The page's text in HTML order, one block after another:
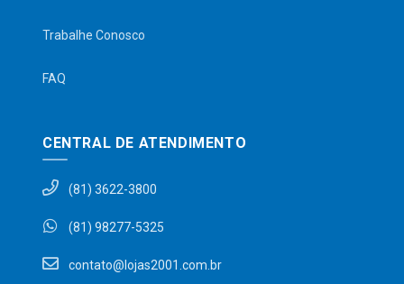
Trabalhe Conosco
FAQ
CENTRAL DE ATENDIMENTO
(81) 3622-3800
(81) 98277-5325
contato@lojas2001.com.br